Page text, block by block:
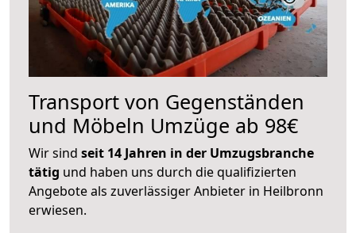
Transport von Gegenständen
und Möbeln Umzüge ab 98€
Wir sind seit 14 Jahren in der Umzugsbranche
tätig und haben uns durch die qualifizierten
Angebote als zuverlässiger Anbieter in Heilbronn
erwiesen.